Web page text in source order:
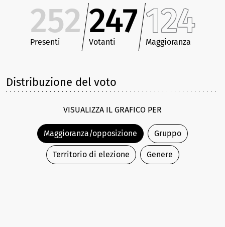
252
Presenti
247
Votanti
124
Maggioranza
Distribuzione del voto
VISUALIZZA IL GRAFICO PER
Maggioranza/opposizione Gruppo
Territorio di elezione Genere